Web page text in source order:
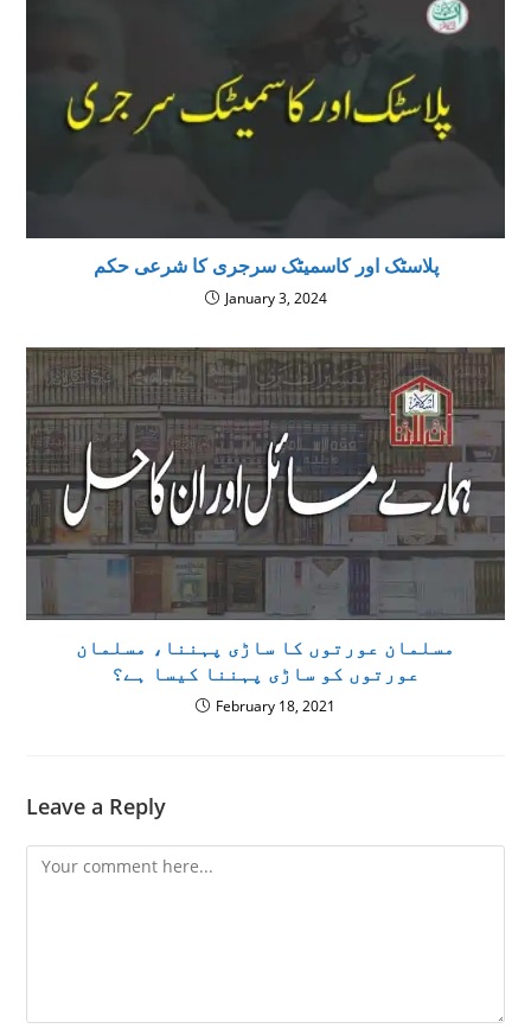
پلاسٹک اور کاسمیٹک سرجری كا شرعى حكم
January 3, 2024
مسلمان عورتوں کا ساڑی پہننا، مسلمان
عورتوں کو ساڑی پہننا کیسا ہے؟
February 18, 2021
Leave a Reply
Comment